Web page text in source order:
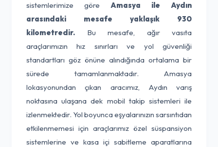
sistemlerimize göre Amasya ile Aydın
arasındaki mesafe yaklaşık 930
kilometredir. Bu mesafe, ağır vasıta
araçlarımızın hız sınırları ve yol güvenliği
standartları göz önüne alındığında ortalama bir
sürede tamamlanmaktadır. Amasya
lokasyonundan çıkan aracımız, Aydın varış
noktasına ulaşana dek mobil takip sistemleri ile
izlenmektedir. Yol boyunca eşyalarınızın sarsıntıdan
etkilenmemesi için araçlarımız özel süspansiyon
sistemlerine ve kasa içi sabitleme aparatlarına